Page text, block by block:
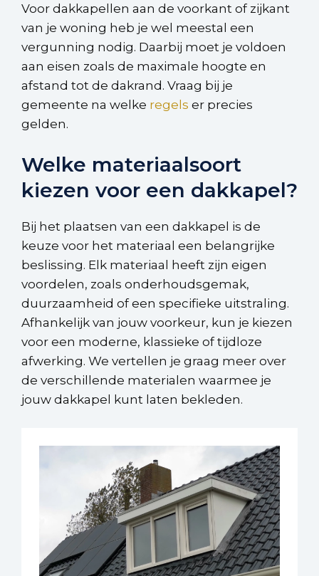
Voor dakkapellen aan de voorkant of zijkant
van je woning heb je wel meestal een
vergunning nodig. Daarbij moet je voldoen
aan eisen zoals de maximale hoogte en
afstand tot de dakrand. Vraag bij je
gemeente na welke regels er precies
gelden.
Welke materiaalsoort
kiezen voor een dakkapel?
Bij het plaatsen van een dakkapel is de
keuze voor het materiaal een belangrijke
beslissing. Elk materiaal heeft zijn eigen
voordelen, zoals onderhoudsgemak,
duurzaamheid of een specifieke uitstraling.
Afhankelijk van jouw voorkeur, kun je kiezen
voor een moderne, klassieke of tijdloze
afwerking. We vertellen je graag meer over
de verschillende materialen waarmee je
jouw dakkapel kunt laten bekleden.